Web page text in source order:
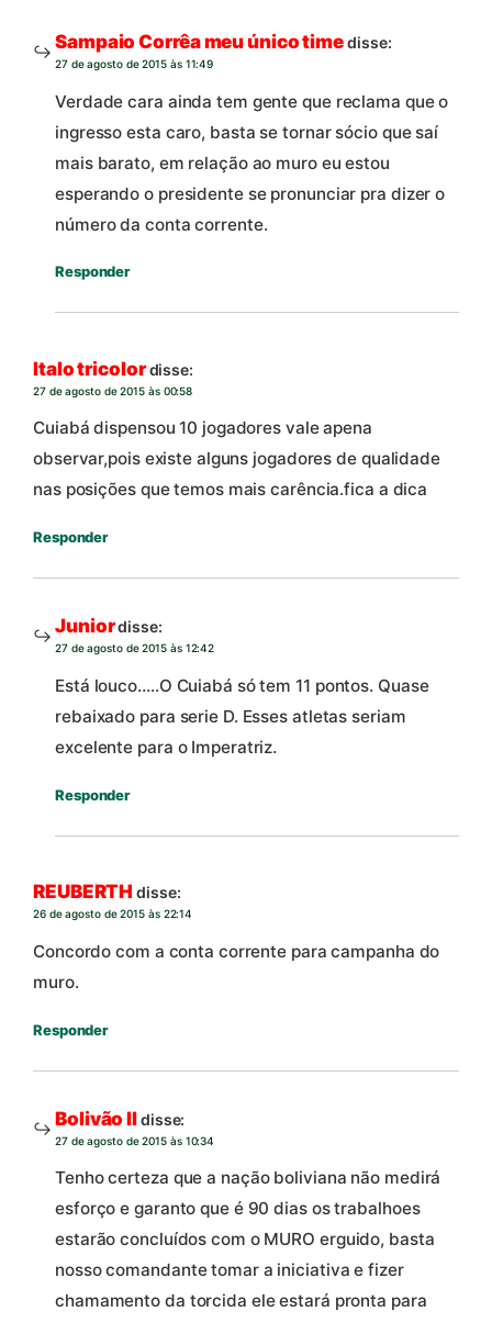
Sampaio Corrêa meu único timedisse:
27 de agosto de 2015 às 11:49
Verdade cara ainda tem gente que reclama que o
ingresso esta caro, basta se tornar sócio que saí
mais barato, em relação ao muro eu estou
esperando o presidente se pronunciar pra dizer o
número da conta corrente.
Responder
Italo tricolordisse:
27 de agosto de 2015 às 00:58
Cuiabá dispensou 10 jogadores vale apena
observar,pois existe alguns jogadores de qualidade
nas posições que temos mais carência.fica a dica
Responder
Juniordisse:
27 de agosto de 2015 às 12:42
Está louco…..O Cuiabá só tem 11 pontos. Quase
rebaixado para serie D. Esses atletas seriam
excelente para o Imperatriz.
Responder
REUBERTH disse:
26 de agosto de 2015 às 22:14
Concordo com a conta corrente para campanha do
muro.
Responder
Bolivão IIdisse:
27 de agosto de 2015 às 10:34
Tenho certeza que a nação boliviana não medirá
esforço e garanto que é 90 dias os trabalhoes
estarão concluídos com o MURO erguido, basta
nosso comandante tomar a iniciativa e fizer
chamamento da torcida ele estará pronta para